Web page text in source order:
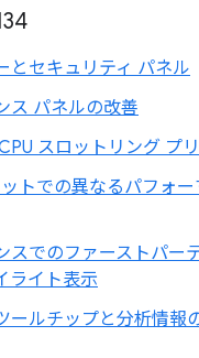
とセキュリティ パネル
ス パネルの改善
スロットリング プ
トでの異なるパフォ
スでのファーストパー
ライト表示
ールチップと分析情報